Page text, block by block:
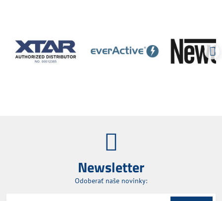
Newsletter
Odoberať naše novinky: